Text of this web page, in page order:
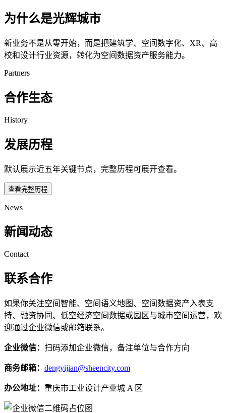
为什么是光辉城市
新业务不是从零开始，而是把建筑学、空间数字化、XR、高
校和设计行业资源，转化为空间数据资产服务能力。
Partners
合作生态
History
发展历程
默认展示近五年关键节点，完整历程可展开查看。
查看完整历程
News
新闻动态
Contact
联系合作
如果你关注空间智能、空间语义地图、空间数据资产入表支
持、融资协同、低空经济空间数据或园区与城市空间运营，欢
迎通过企业微信或邮箱联系。
企业微信： 扫码添加企业微信，备注单位与合作方向
商务邮箱： dengyijian@sheencity.com
办公地址： 重庆市工业设计产业城 A 区